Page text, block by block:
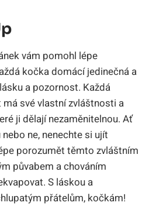
vám pomohl lépe
kočka domácí jedinečná a
a pozornost. Každá
své vlastní zvláštnosti a
ji dělají nezaměnitelnou. Ať
ne, nenechte si ujít
porozumět těmto zvláštním
půvabem a chováním
S láskou a
přátelům, kočkám!